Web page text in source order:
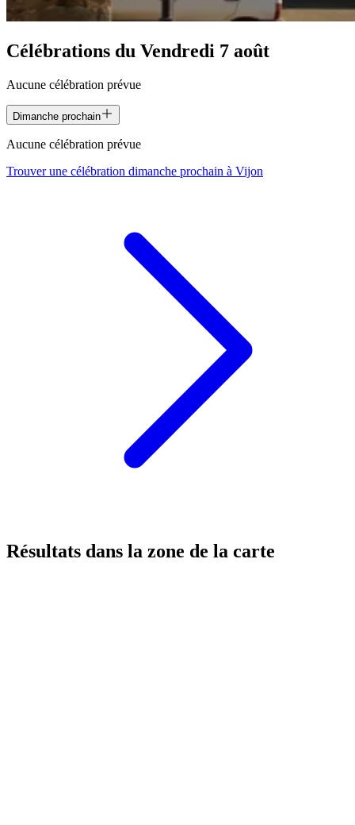
Célébrations du Vendredi 7 août
Aucune célébration prévue
Dimanche prochain
Aucune célébration prévue
Trouver une célébration dimanche prochain à Vijon
Résultats dans la zone de la carte